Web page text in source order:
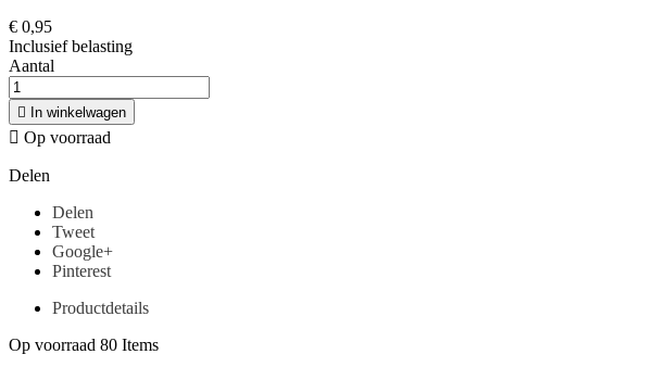
€ 0,95
Inclusief belasting
Aantal
 In winkelwagen
 Op voorraad
Delen
Delen
Tweet
Google+
Pinterest
Productdetails
Op voorraad 80 Items